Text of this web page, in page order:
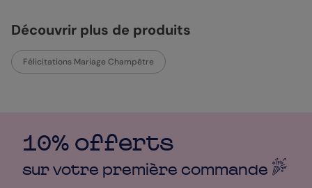
Découvrir plus de produits
Félicitations Mariage Champêtre
10% offerts
sur votre première commande